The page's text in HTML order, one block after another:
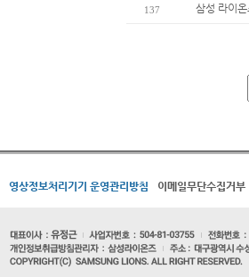
137 삼성 라이
영상정보처리기기 운영관리방침 이메일무단수집거부